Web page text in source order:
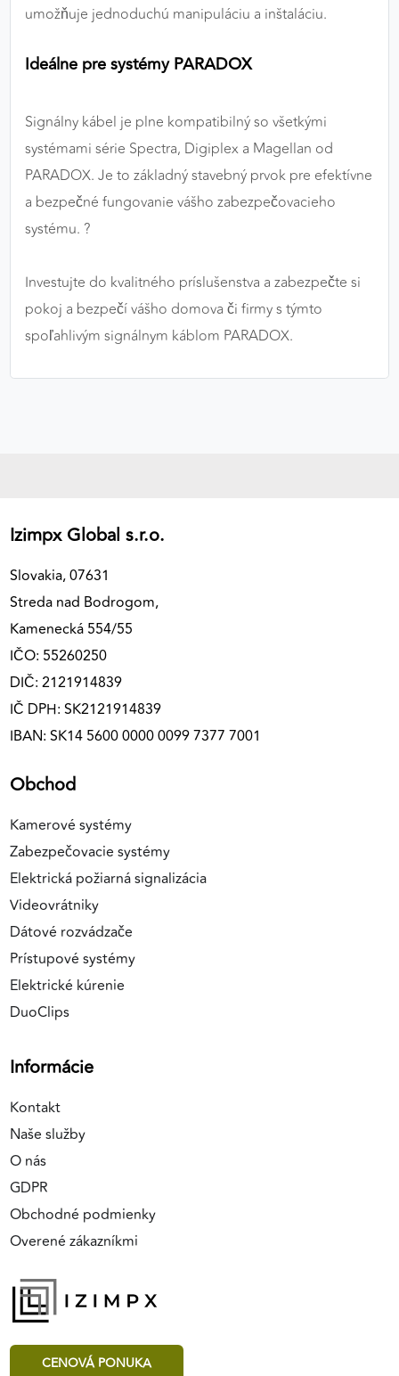
umožňuje jednoduchú manipuláciu a inštaláciu.
Ideálne pre systémy PARADOX
Signálny kábel je plne kompatibilný so všetkými
systémami série Spectra, Digiplex a Magellan od
PARADOX. Je to základný stavebný prvok pre efektívne
a bezpečné fungovanie vášho zabezpečovacieho
systému. ?
Investujte do kvalitného príslušenstva a zabezpečte si
pokoj a bezpečí vášho domova či firmy s týmto
spoľahlivým signálnym káblom PARADOX.
Izimpx Global s.r.o.
Slovakia, 07631
Streda nad Bodrogom,
Kamenecká 554/55
IČO: 55260250
DIČ: 2121914839
IČ DPH: SK2121914839
IBAN: SK14 5600 0000 0099 7377 7001
Obchod
Kamerové systémy
Zabezpečovacie systémy
Elektrická požiarná signalizácia
Videovrátniky
Dátové rozvádzače
Prístupové systémy
Elektrické kúrenie
DuoClips
Informácie
Kontakt
Naše služby
O nás
GDPR
Obchodné podmienky
Overené zákazníkmi
CENOVÁ PONUKA